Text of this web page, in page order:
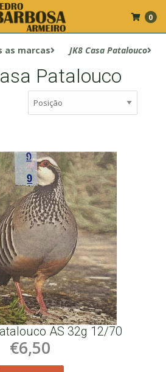
0
as marcas JK8 Casa Patalouco
Patalouco
AS 32g 12/70
€6,50